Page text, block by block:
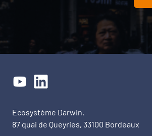
Ecosystème Darwin,
87 quai de Queyries, 33100 Bordeaux